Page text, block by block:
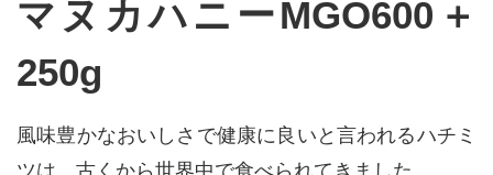
マヌカハニーMGO600＋
250g
風味豊かなおいしさで健康に良いと言われるハチミ
ツは、古くから世界中で食べられてきました。